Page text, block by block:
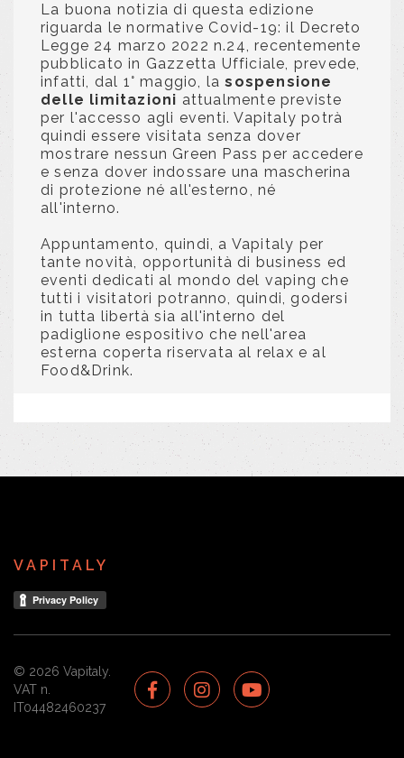
La buona notizia di questa edizione
riguarda le normative Covid-19: il Decreto
Legge 24 marzo 2022 n.24, recentemente
pubblicato in Gazzetta Ufficiale, prevede,
infatti, dal 1° maggio, lasospensione
delle limitazioni attualmente previste
per l'accesso agli eventi. Vapitaly potrà
quindi essere visitata senza dover
mostrare nessun Green Pass per accedere
e senza dover indossare una mascherina
di protezione né all'esterno, né
all'interno.
Appuntamento, quindi, a Vapitaly per
tante novità, opportunità di business ed
eventi dedicati al mondo del vaping che
tutti i visitatori potranno, quindi, godersi
in tutta libertà sia all'interno del
padiglione espositivo che nell'area
esterna coperta riservata al relax e al
Food&Drink.
VAPITALY
© 2026 Vapitaly.
VAT n.
IT04482460237